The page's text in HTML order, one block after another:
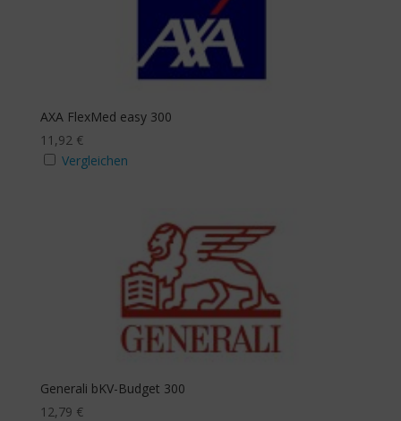
AXA FlexMed easy 300
11,92 €
Vergleichen
Generali bKV-Budget 300
12,79 €